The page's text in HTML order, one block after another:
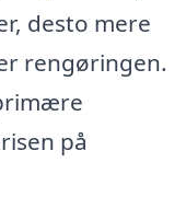
desto mere
rengøringen.
på